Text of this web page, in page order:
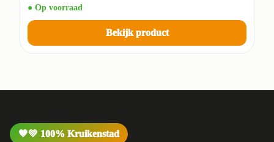
● Op voorraad
Bekijk product
🧡💚 100% Kruikenstad